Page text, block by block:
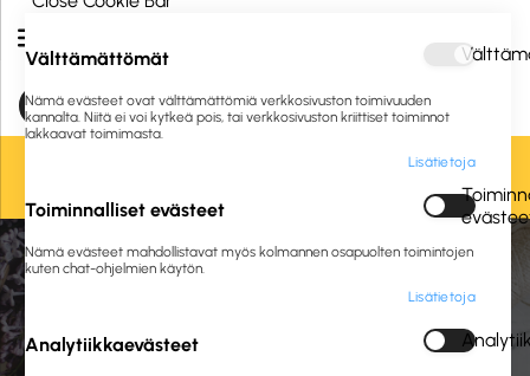
Oletko jo asiakkaamme? Kirjaudu sisään tai
Etusivu Liikelahjat ja logotuotteet
Liikelahjat
Vapaa-aika ja ulkoilu
Kosmetiikka
Välttämättömät
Nämä evästeet ovat välttämättömiä verkkosivuston toimivuuden
kannalta. Niitä ei voi kytkeä pois, tai verkkosivuston kriittiset toiminnot
lakkaavat toimimasta.
Lisätietoja
Toiminnalliset evästeet
Nämä evästeet mahdollistavat myös kolmannen osapuolten toimintojen
kuten chat-ohjelmien käytön.
Lisätietoja
Analytiikkaevästeet